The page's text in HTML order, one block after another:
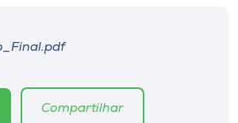
Compartilhar